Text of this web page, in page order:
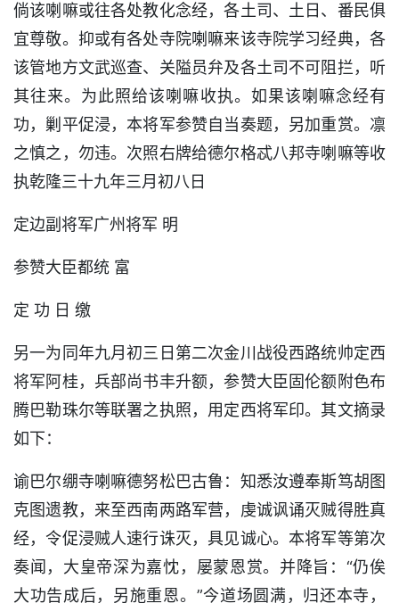
倘该喇嘛或往各处教化念经，各土司、土日、番民俱
宜尊敬。抑或有各处寺院喇嘛来该寺院学习经典，各
该管地方文武巡查、关隘员弁及各土司不可阻拦，听
其往来。为此照给该喇嘛收执。如果该喇嘛念经有
功，剿平促浸，本将军参赞自当奏题，另加重赏。凛
之慎之，勿违。次照右牌给德尔格忒八邦寺喇嘛等收
执乾隆三十九年三月初八日
定边副将军广州将军 明
参赞大臣都统 富
定 功 日 缴
另一为同年九月初三日第二次金川战役西路统帅定西
将军阿桂，兵部尚书丰升额，参赞大臣固伦额附色布
腾巴勒珠尔等联署之执照，用定西将军印。其文摘录
如下：
谕巴尔绷寺喇嘛德努松巴古鲁：知悉汝遵奉斯笃胡图
克图遗教，来至西南两路军营，虔诚讽诵灭贼得胜真
经，令促浸贼人速行诛灭，具见诚心。本将军等第次
奏闻，大皇帝深为嘉忱，屡蒙恩赏。并降旨：“仍俟
大功告成后，另施重恩。”今道场圆满，归还本寺，